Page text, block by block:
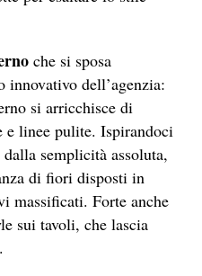
che si sposa
innovativo dell’agenzia:
si arricchisce di
e linee pulite. Ispirandoci
semplicità assoluta,
di fiori disposti in
massificati. Forte anche
sui tavoli, che lascia